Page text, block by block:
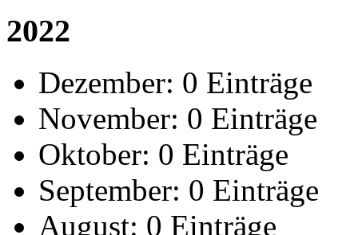
2022
Dezember: 0 Einträge
November: 0 Einträge
Oktober: 0 Einträge
September: 0 Einträge
August: 0 Einträge